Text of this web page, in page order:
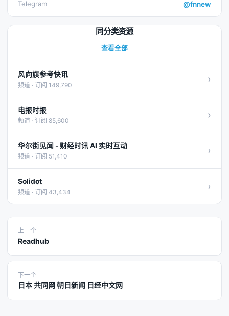
Telegram @fnnew
同分类资源
查看全部
风向旗参考快讯
频道 · 订阅 149,790 ›
电报时报
频道 · 订阅 85,600 ›
华尔街见闻 - 财经时讯 AI 实时互动
频道 · 订阅 51,410 ›
Solidot
频道 · 订阅 43,434 ›
上一个
Readhub
下一个
日本 共同网 朝日新闻 日经中文网